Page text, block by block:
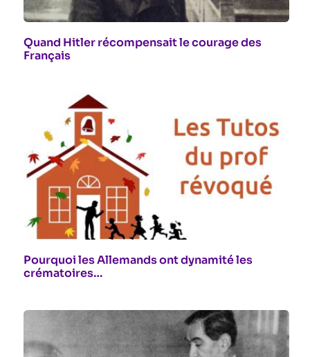
Quand Hitler récompensait le courage des
Français
Pourquoi les Allemands ont dynamité les
crématoires…